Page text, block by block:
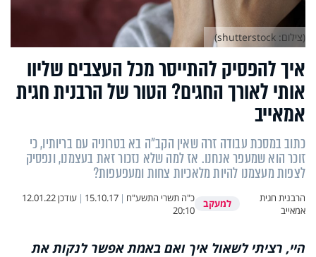
איך להפסיק להתייסר מכל העצבים שליוו
אותי לאורך החגים? הטור של הרבנית חגית
אמאייב
כתוב במסכת עבודה זרה שאין הקב"ה בא בטרוניה עם בריותיו, כי
זוכר הוא שמעפר אנחנו. אז למה שלא נזכור זאת בעצמנו, ונפסיק
לצפות מעצמנו להיות מלאכיות צחות ומעפעפות?
הרבנית חגית
אמאייב
למעקב כ"ה תשרי התשע"ח |
15.10.17
| עודכן12.01.22
20:10
(צילום: shutterstock)
היי, רציתי לשאול איך ואם באמת אפשר לנקות את